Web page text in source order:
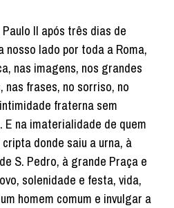
II após três dias de
nosso lado por toda a Roma,
nas imagens, nos grandes
frases, no sorriso, no
fraterna sem
E na imaterialidade de quem
donde saiu a urna, à
S. Pedro, à grande Praça e
solenidade e festa, vida,
homem comum e invulgar a